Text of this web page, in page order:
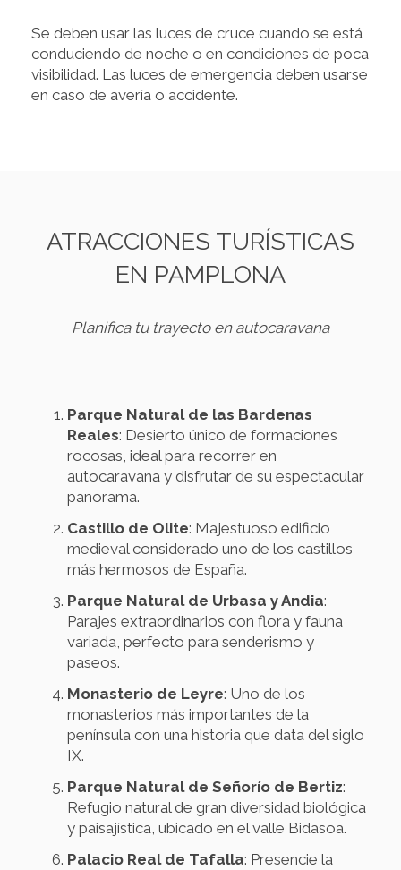
Se deben usar las luces de cruce cuando se está
conduciendo de noche o en condiciones de poca
visibilidad. Las luces de emergencia deben usarse
en caso de avería o accidente.
ATRACCIONES TURÍSTICAS
EN PAMPLONA
Planifica tu trayecto en autocaravana
Parque Natural de las Bardenas
Reales: Desierto único de formaciones
rocosas, ideal para recorrer en
autocaravana y disfrutar de su espectacular
panorama.
Castillo de Olite: Majestuoso edificio
medieval considerado uno de los castillos
más hermosos de España.
Parque Natural de Urbasa y Andia:
Parajes extraordinarios con flora y fauna
variada, perfecto para senderismo y
paseos.
Monasterio de Leyre: Uno de los
monasterios más importantes de la
península con una historia que data del siglo
IX.
Parque Natural de Señorío de Bertiz:
Refugio natural de gran diversidad biológica
y paisajística, ubicado en el valle Bidasoa.
Palacio Real de Tafalla: Presencie la